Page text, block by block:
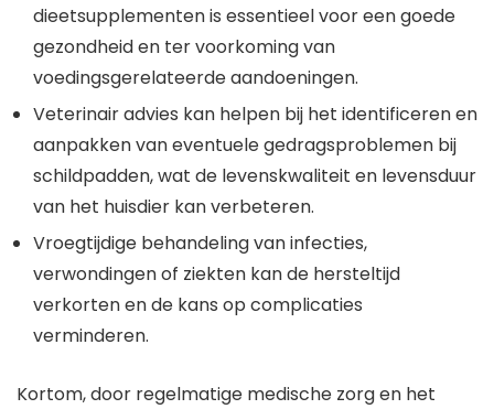
dieetsupplementen is essentieel voor een goede
gezondheid en ter voorkoming van
voedingsgerelateerde aandoeningen.
Veterinair advies kan helpen bij het identificeren en
aanpakken van eventuele gedragsproblemen bij
schildpadden, wat de levenskwaliteit en levensduur
van het huisdier kan verbeteren.
Vroegtijdige behandeling van infecties,
verwondingen of ziekten kan de hersteltijd
verkorten en de kans op complicaties
verminderen.
Kortom, door regelmatige medische zorg en het